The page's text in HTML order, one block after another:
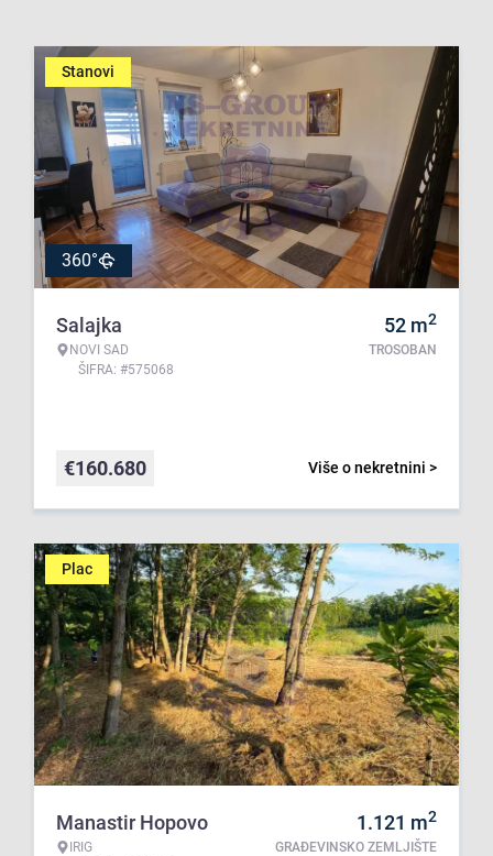
Stanovi
360°
Salajka
NOVI SAD
ŠIFRA: #575068
52 m2
TROSOBAN
Više o nekretnini >
€160.680
Plac
Manastir Hopovo
IRIG
1.121 m2
GRAĐEVINSKO ZEMLJIŠTE